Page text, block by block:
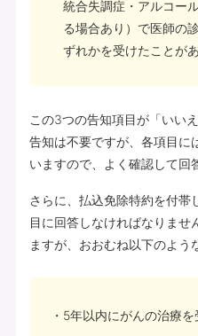
統合失調症・アルコー
る場合あり）で医師の
ずれかを受けたことが
この3つの告知項目が「いい
告知は不要ですが、各項目に
いますので、よく確認して回
さらに、払込免除特約を付帯
目に回答しなければなりませ
ますが、おおむね以下のよう
5年以内にがんの治療